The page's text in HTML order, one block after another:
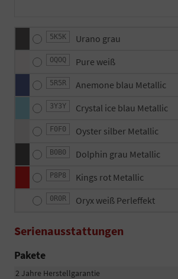
5K5K Urano grau
OQOQ Pure weiß
5R5R Anemone blau Metallic
3Y3Y Crystal ice blau Metallic
F0F0 Oyster silber Metallic
B0B0 Dolphin grau Metallic
P8P8 Kings rot Metallic
0R0R Oryx weiß Perleffekt
Serienausstattungen
Pakete
2 Jahre Herstellgarantie